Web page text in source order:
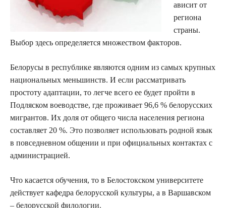
ависит от
региона
страны.
Выбор здесь определяется множеством факторов.
Белорусы в республике являются одним из самых крупных
национальных меньшинств. И если рассматривать
простоту адаптации, то легче всего ее будет пройти в
Подляском воеводстве, где проживает 96,6 % белорусских
мигрантов. Их доля от общего числа населения региона
составляет 20 %. Это позволяет использовать родной язык
в повседневном общении и при официальных контактах с
администрацией.
Что касается обучения, то в Белостокском университете
действует кафедра белорусской культуры, а в Варшавском
– белорусской филологии.